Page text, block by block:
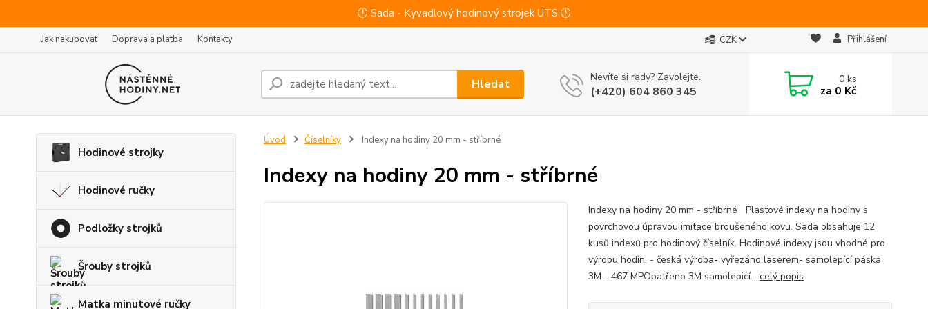
🕛 Sada - Kyvadlový hodinový strojek UTS 🕛
Jak nakupovat Doprava a platba Kontakty CZK Přihlášení
Hledat Nevíte si rady? Zavolejte.
(+420) 604 860 345
0ks
za 0 Kč
Hodinové strojky
Hodinové ručky
Podložky strojků
Šrouby strojků
Matka minutové ručky
Úvod Číselníky Indexy na hodiny 20 mm - stříbrné
Indexy na hodiny 20 mm - stříbrné
Indexy na hodiny 20 mm - stříbrné Plastové indexy na hodiny s
povrchovou úpravou imitace broušeného kovu. Sada obsahuje 12
kusů indexů pro hodinový číselník. Hodinové indexy jsou vhodné pro
výrobu hodin. - česká výroba- vyřezáno laserem- samolepící páska
3M - 467 MPOpatřeno 3M samolepicí... celý popis